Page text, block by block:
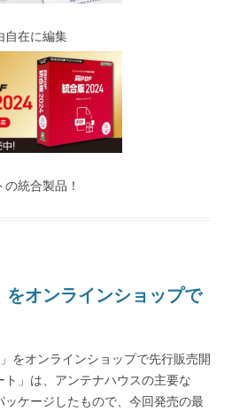
自在に編集
統合製品！
をオンラインショップで
をオンラインショップで先行販売開
」は、アンテナハウスの主要な
ケージしたもので、今回発売の最